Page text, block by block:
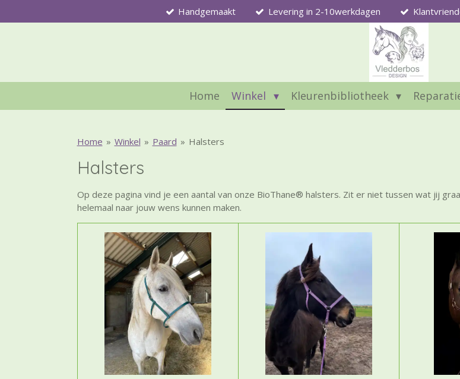
direct
Handgemaakt Levering in 2-10werkdagen
Home Winkel Kleurenbibliotheek
Home » Winkel » Paard » Halsters
Halsters
Op deze pagina vind je een aantal van onze BioThane® halsters. Zit er niet tussen wat jij
helemaal naar jouw wens kunnen maken.